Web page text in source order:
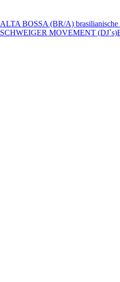
ALTA BOSSA (BR/A) brasilianische
SCHWEIGER MOVEMENT (DJ`s)